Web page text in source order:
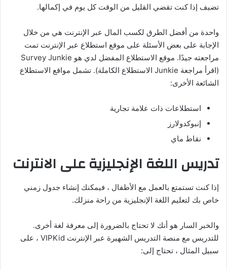
تضيف إذا كنت تقضي القليل من الوقت كل يوم في إكمالها.
واحدة من أفضل الطرق لكسب المال عبر الإنترنت هي من خلال
الإجابة على بعض الأسئلة على موقع استطلاع عبر الإنترنت تمت
مراجعته جيدًا. موقع الاستطلاع المفضل لدي هو Survey Junkie
(اقرأ مراجعة Junkie الاستطلاع الكاملة). تشمل مواقع الاستطلاع
الشائعة الأخرى:
استطلاعات ذات علامة تجارية
إنبوكدولارز
نقاط ماي
تدريس اللغة الإنجليزية على الانترنت
إذا كنت تستمتع بالعمل مع الأطفال ، فيمكنك إنشاء جدول زمني
خاص بك لتعليم اللغة الإنجليزية من راحة منزلك.
والخبر السار هو أنك لا تحتاج بالضرورة إلى معرفة لغة أخرى.
للتدريس مع منصة التدريس الشهيرة عبر الإنترنت VIPKid ، على
سبيل المثال ، تحتاج إلى: